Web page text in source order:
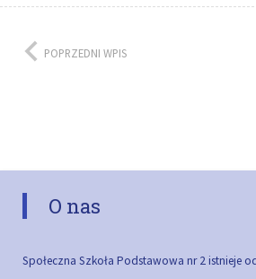
POPRZEDNI WPIS
O nas
Społeczna Szkoła Podstawowa nr 2 istnieje